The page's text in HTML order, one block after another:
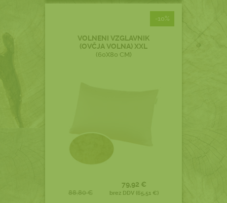
-10%
VOLNENI VZGLAVNIK
(OVČJA VOLNA) XXL
(60X80 CM)
88,80 €
79,92 €
brez DDV (65,51 €)